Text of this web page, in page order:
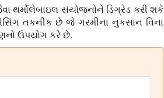
થર્મોલેબાઇલ સંયોજનોને ડિગ્રેડ કરી શકે
તકનીક છે જે ગરમીના નુકસાન વિના
ઉપયોગ કરે છે.